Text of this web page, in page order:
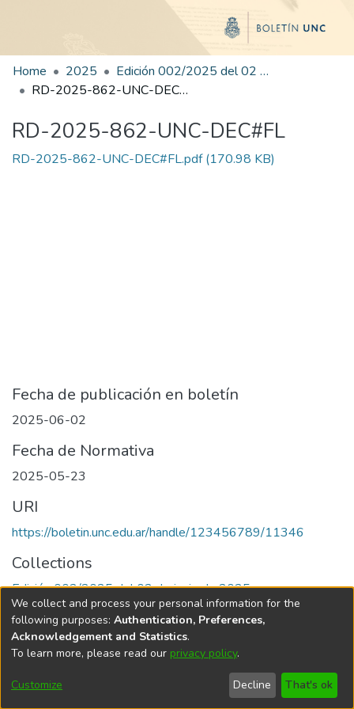
Home 2025
Edición 002/2025 del 02 de junio de 2025
RD-2025-862-UNC-DEC#FL
RD-2025-862-UNC-DEC#FL
RD-2025-862-UNC-DEC#FL.pdf(170.98 KB)
Fecha de publicación en boletín
2025-06-02
Fecha de Normativa
2025-05-23
URI
https://boletin.unc.edu.ar/handle/123456789/11346
Collections
Edición 002/2025 del 02 de junio de 2025
Universidad Nacional de Córdoba
We collect and process your personal information for the
following purposes: Authentication, Preferences,
Acknowledgement and Statistics.
To learn more, please read our privacy policy.
Customize Decline That's ok